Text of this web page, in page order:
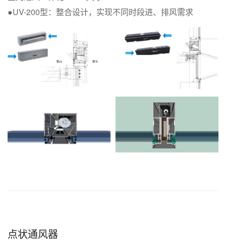
●UV-200型：整合设计，实现不同时段进、排风需求
点状通风器